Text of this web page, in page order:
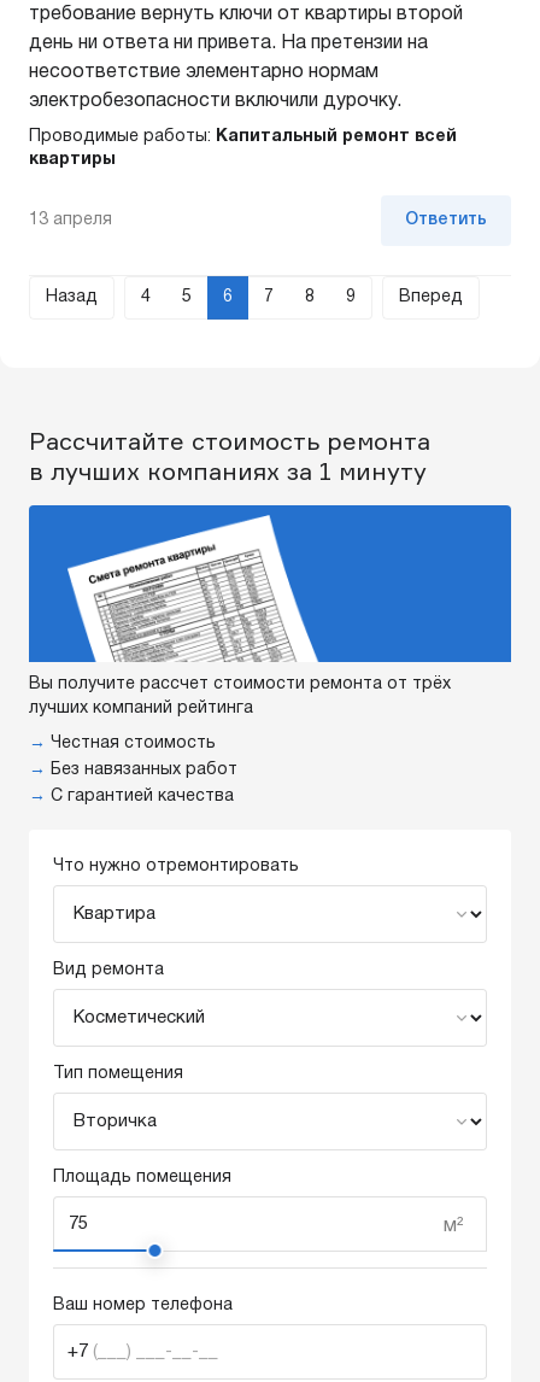
требование вернуть ключи от квартиры второй
день ни ответа ни привета. На претензии на
несоответствие элементарно нормам
электробезопасности включили дурочку.
Проводимые работы:
Капитальный ремонт всей
квартиры
13 апреля Ответить
Назад 4 5 6 7 8 9 Вперед
Что нужно отремонтировать
Вид ремонта
Тип помещения
Площадь помещения
м²
Ваш номер телефона
+7 (___) ___-__-__
Рассчитайте стоимость ремонта
в лучших компаниях за 1 минуту
Вы получите рассчет стоимости ремонта от трёх
лучших компаний рейтинга
→ Честная стоимость
→
Без навязанных работ
→ С гарантией качества